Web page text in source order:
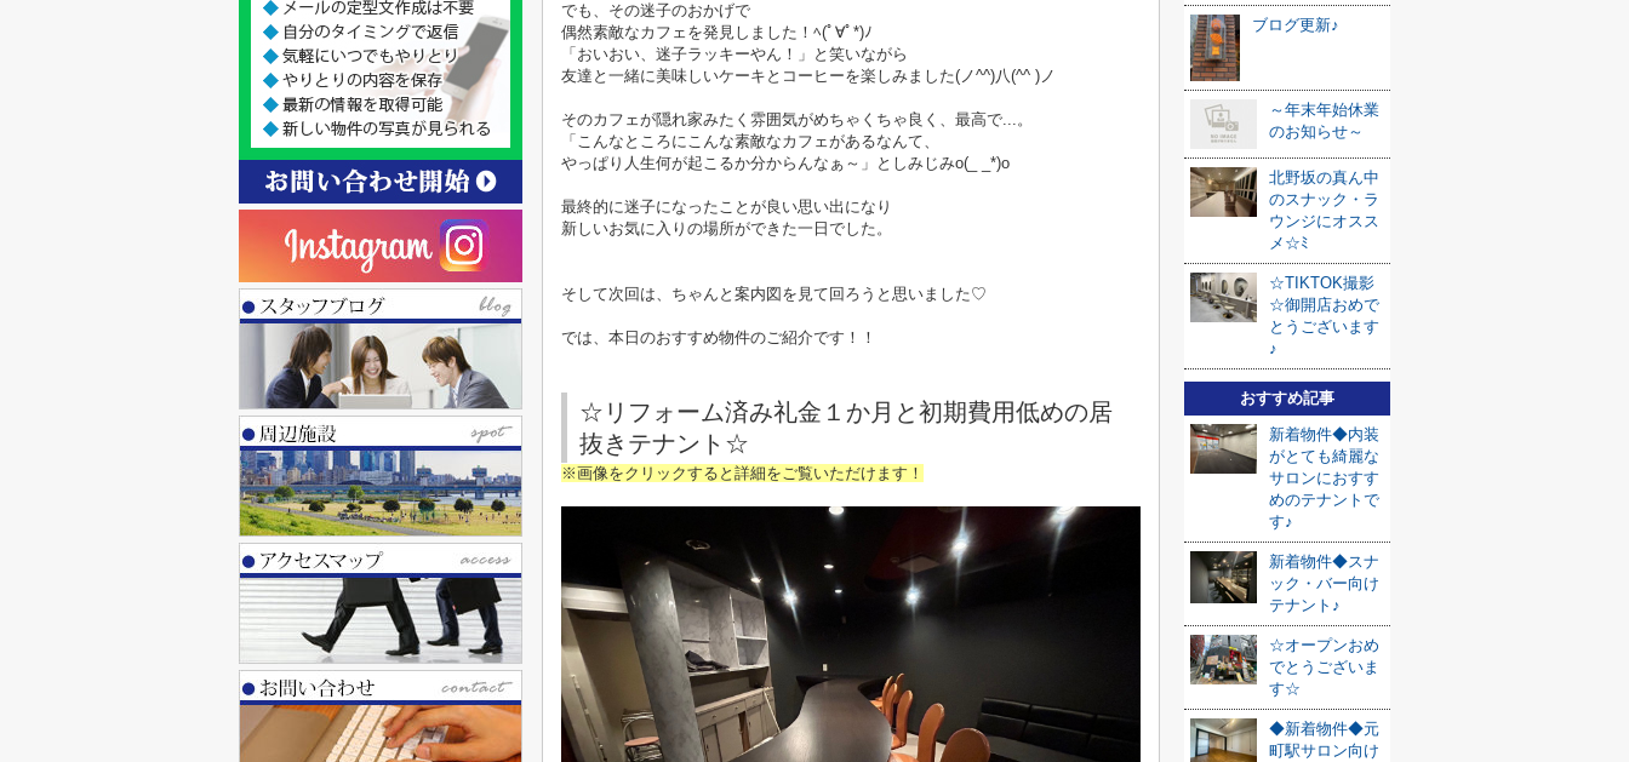
でも、その迷子のおかげで
偶然素敵なカフェを発見しました！ﾍ(ﾟ∀ﾟ*)ﾉ
「おいおい、迷子ラッキーやん！」と笑いながら
友達と一緒に美味しいケーキとコーヒーを楽しみました(ノ^^)八(^^ )ノ
そのカフェが隠れ家みたく雰囲気がめちゃくちゃ良く、最高で...。
「こんなところにこんな素敵なカフェがあるなんて、
やっぱり人生何が起こるか分からんなぁ～」としみじみo(_ _*)o
最終的に迷子になったことが良い思い出になり
新しいお気に入りの場所ができた一日でした。
そして次回は、ちゃんと案内図を見て回ろうと思いました♡
では、本日のおすすめ物件のご紹介です！！
☆リフォーム済み礼金１か月と初期費用低めの居
抜きテナント☆
※画像をクリックすると詳細をご覧いただけます！
ブログ更新♪
～年末年始休業
のお知らせ～
北野坂の真ん中
のスナック・ラ
ウンジにオスス
メ☆ﾐ
☆TIKTOK撮影
☆御開店おめで
とうございます
♪
おすすめ記事
新着物件◆内装
がとても綺麗な
サロンにおすす
めのテナントで
す♪
新着物件◆スナ
ック・バー向け
テナント♪
☆オープンおめ
でとうございま
す☆
◆新着物件◆元
町駅サロン向け